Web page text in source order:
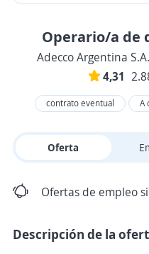
Operario/a de
Adecco Argentina
4,31
contrato eventual A
Oferta
Ofertas de empleo
Descripción de la